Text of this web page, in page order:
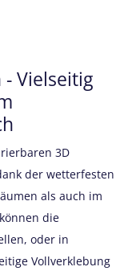
Vielseitig
3D
der wetterfesten
als auch im
die
oder in
Vollverklebung